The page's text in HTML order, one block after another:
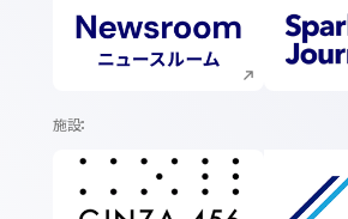
新規ウィンドウで開く
施設
新規ウィンドウで開く